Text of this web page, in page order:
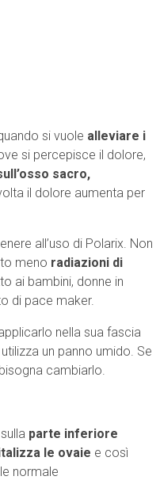
si vuole alleviare i
si percepisce il dolore,
sacro,
il dolore aumenta per
all’uso di Polarix. Non
meno radiazioni di
ai bambini, donne in
di pace maker.
nella sua fascia
un panno umido. Se
cambiarlo.
parte inferiore
le ovaie e così
normale